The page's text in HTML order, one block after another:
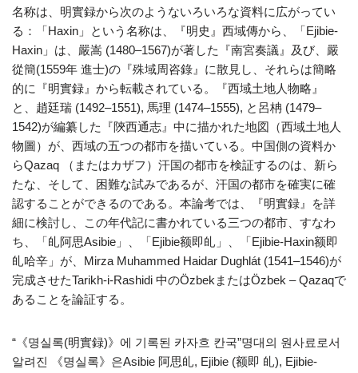
名称は、明實録から次のようないろいろな資料に広がってい
る：「Haxin」という名称は、『明史』西域傳から、「Ejibie-
Haxin」は、嚴嵩 (1480–1567)が著した『南宮奏議』及び、嚴
從簡(1559年 進士)の『殊域周咨錄』に散見し、それらは簡略
的に『明實録』から転載されている。『西域土地人物略』
と、趙廷瑞 (1492–1551), 馬理 (1474–1555), と呂柟 (1479–
1542)が編纂した『陝西通志』中に描かれた地図（西域土地人
物圖）が、西域の五つの都市を描いている。中国側の資料か
らQazaq （またはカザフ）汗国の都市を検証するのは、新ら
たな、そして、困難な試みであるが、汗国の都市を確実に確
認することができるのである。本論考では、『明實録』を詳
細に検討し、この年代記に書かれている三つの都市、すなわ
ち、「癿阿思Asibie」、「Ejibie额即癿」、「Ejibie-Haxin额即
癿哈辛」が、Mirza Muhammed Haidar Dughlát (1541–1546)が
完成させたTarikh-i-Rashidi 中のÖzbekまたはÖzbek – Qazaqで
あることを論証する。
“《명실록(明實録)》에 기록된 카자흐 칸국”명대의 원사료로서
알려진 《명실록》은Asibie 阿思癿, Ejibie (额即 癿), Ejibie-